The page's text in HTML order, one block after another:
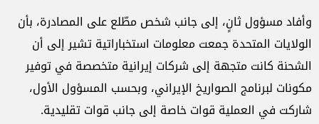
وأفاد مسؤول ثانٍ، إلى جانب شخص مطّلع على المصادرة، بأن
الولايات المتحدة جمعت معلومات استخباراتية تشير إلى أن
الشحنة كانت متجهة إلى شركات إيرانية متخصصة في توفير
مكونات لبرنامج الصواريخ الإيراني، وبحسب المسؤول الأول،
شاركت في العملية قوات خاصة إلى جانب قوات تقليدية.